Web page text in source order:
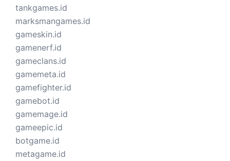
tankgames.id
marksmangames.id
gameskin.id
gamenerf.id
gameclans.id
gamemeta.id
gamefighter.id
gamebot.id
gamemage.id
gameepic.id
botgame.id
metagame.id